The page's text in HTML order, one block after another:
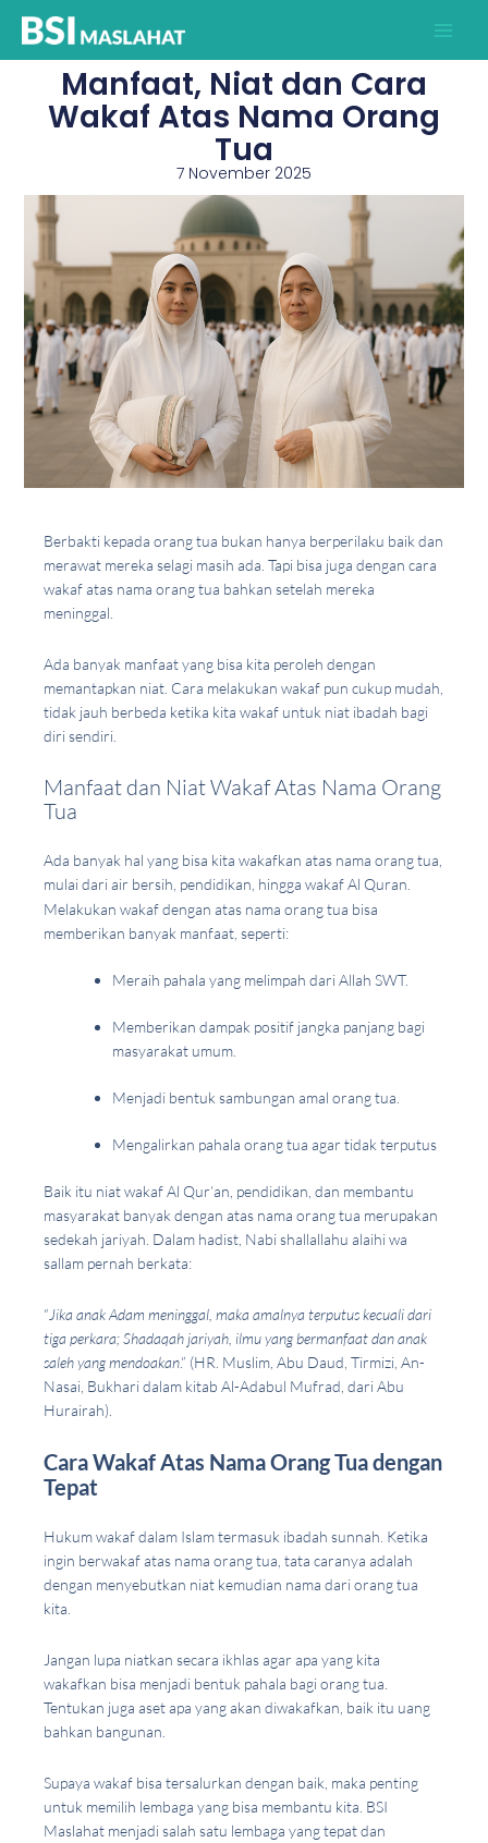
Lewati
Manfaat, Niat dan Cara
Wakaf Atas Nama Orang
Tua
7 November 2025
Berbakti kepada orang tua bukan hanya berperilaku baik dan
merawat mereka selagi masih ada. Tapi bisa juga dengan cara
wakaf atas nama orang tua bahkan setelah mereka
meninggal.
Ada banyak manfaat yang bisa kita peroleh dengan
memantapkan niat. Cara melakukan wakaf pun cukup mudah,
tidak jauh berbeda ketika kita wakaf untuk niat ibadah bagi
diri sendiri.
Manfaat dan Niat Wakaf Atas Nama Orang
Tua
Ada banyak hal yang bisa kita wakafkan atas nama orang tua,
mulai dari air bersih, pendidikan, hingga wakaf Al Quran.
Melakukan wakaf dengan atas nama orang tua bisa
memberikan banyak manfaat, seperti:
Meraih pahala yang melimpah dari Allah SWT.
Memberikan dampak positif jangka panjang bagi
masyarakat umum.
Menjadi bentuk sambungan amal orang tua.
Mengalirkan pahala orang tua agar tidak terputus
Baik itu niat wakaf Al Qur’an, pendidikan, dan membantu
masyarakat banyak dengan atas nama orang tua merupakan
sedekah jariyah. Dalam hadist, Nabi shallallahu alaihi wa
sallam pernah berkata:
“Jika anak Adam meninggal, maka amalnya terputus kecuali dari
tiga perkara; Shadaqah jariyah, ilmu yang bermanfaat dan anak
saleh yang mendoakan.” (HR. Muslim, Abu Daud, Tirmizi, An-
Nasai, Bukhari dalam kitab Al-Adabul Mufrad, dari Abu
Hurairah).
Cara Wakaf Atas Nama Orang Tua dengan
Tepat
Hukum wakaf dalam Islam termasuk ibadah sunnah. Ketika
ingin berwakaf atas nama orang tua, tata caranya adalah
dengan menyebutkan niat kemudian nama dari orang tua
kita.
Jangan lupa niatkan secara ikhlas agar apa yang kita
wakafkan bisa menjadi bentuk pahala bagi orang tua.
Tentukan juga aset apa yang akan diwakafkan, baik itu uang
bahkan bangunan.
Supaya wakaf bisa tersalurkan dengan baik, maka penting
untuk memilih lembaga yang bisa membantu kita. BSI
Maslahat menjadi salah satu lembaga yang tepat dan